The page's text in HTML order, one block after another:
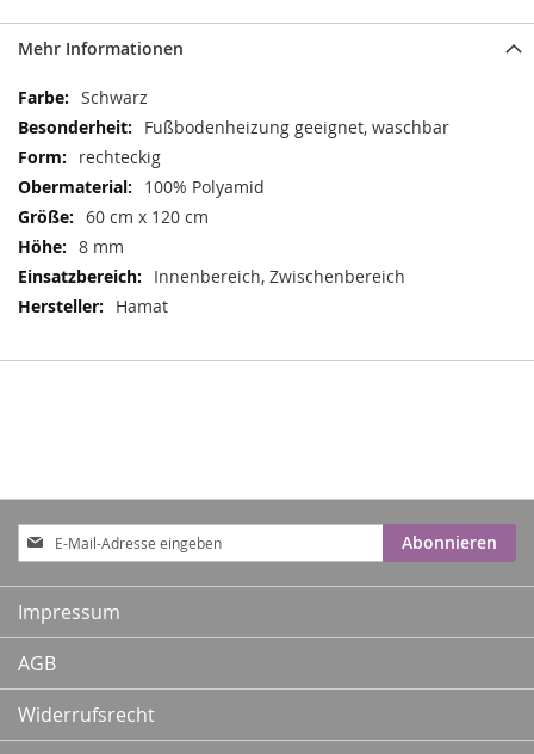
Mehr Informationen
Mehr
Informationen
Schwarz
Fußbodenheizung geeignet, waschbar
rechteckig
100% Polyamid
60 cm x 120 cm
8 mm
Innenbereich, Zwischenbereich
Hamat
Anmeldung
zum
Newsletter:
Abonnieren
Impressum
AGB
Widerrufsrecht